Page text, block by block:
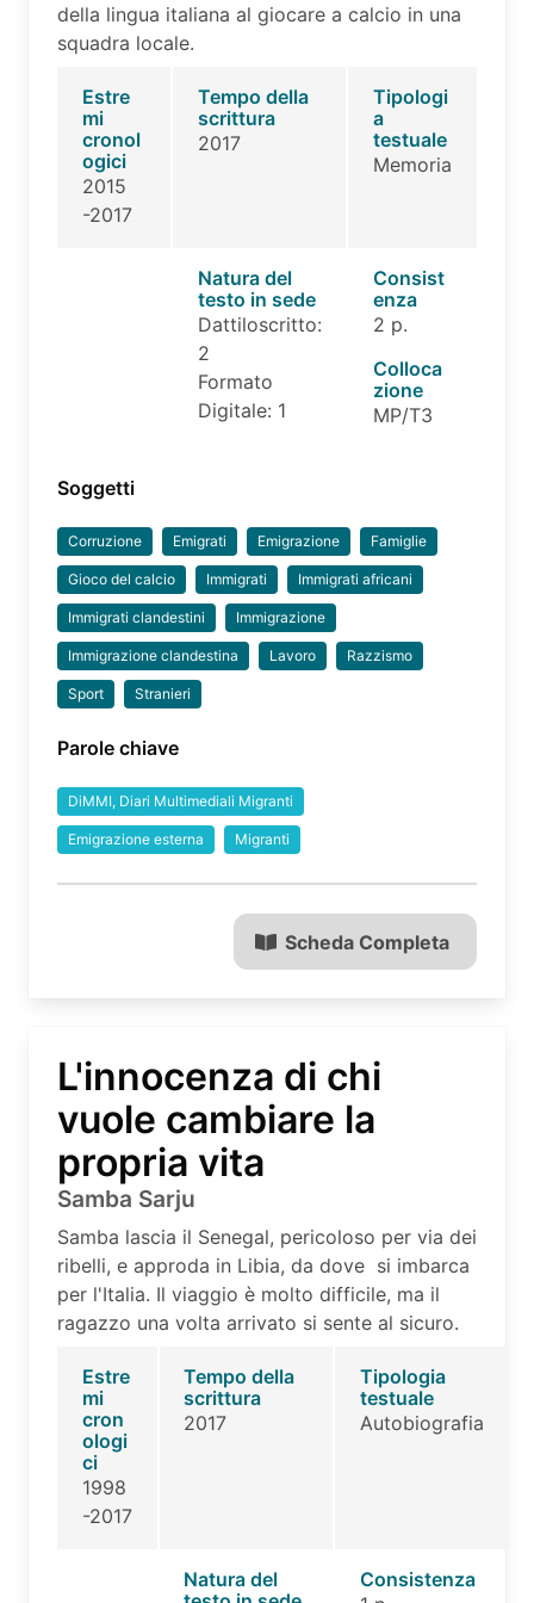
della lingua italiana al giocare a calcio in una
squadra locale.
Estre
mi
cronol
ogici
2015
-2017
Tempo della
scrittura
2017
Tipologi
a
testuale
Memoria
Natura del
testo in sede
Dattiloscritto:
2
Formato
Digitale: 1
Consist
enza
2 p.
Colloca
zione
MP/T3
Soggetti
Corruzione Emigrati Emigrazione Famiglie
Gioco del calcio Immigrati Immigrati africani
Immigrati clandestini Immigrazione
Immigrazione clandestina Lavoro Razzismo
Sport Stranieri
Parole chiave
DiMMI, Diari Multimediali Migranti
Emigrazione esterna Migranti
Scheda Completa
L'innocenza di chi
vuole cambiare la
propria vita
Samba Sarju
Samba lascia il Senegal, pericoloso per via dei
ribelli, e approda in Libia, da dove si imbarca
per l'Italia. Il viaggio è molto difficile, ma il
ragazzo una volta arrivato si sente al sicuro.
Estre
mi
cron
ologi
ci
1998
-2017
Tempo della
scrittura
2017
Tipologia
testuale
Autobiografia
Natura del
Consistenza